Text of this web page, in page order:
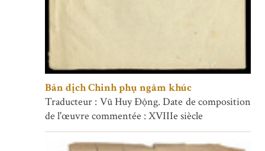
Bản dịch Chinh phụ ngâm khúc
Traducteur : Vũ Huy Động. Date de composition
de l'œuvre commentée : XVIIIe siècle